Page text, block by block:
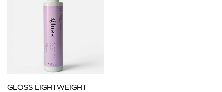
GLOSS LIGHTWEIGHT